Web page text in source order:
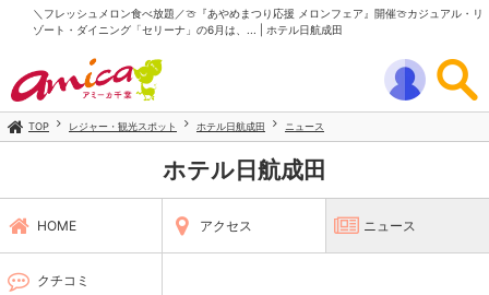
＼フレッシュメロン食べ放題／🍈『あやめまつり応援 メロンフェア』開催🍈カジュアル・リ
ゾート・ダイニング「セリーナ」の6月は、... | ホテル日航成田
TOP レジャー・観光スポット ホテル日航成田 ニュース
ホテル日航成田
HOME アクセス ニュース
クチコミ